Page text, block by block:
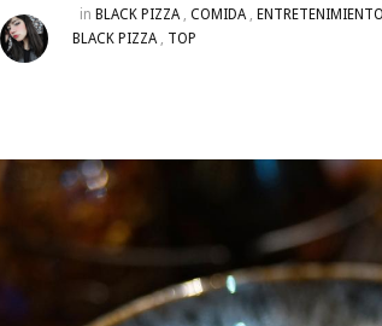
in BLACK PIZZA, COMIDA, ENTRETENIMIENTO
BLACK PIZZA, TOP